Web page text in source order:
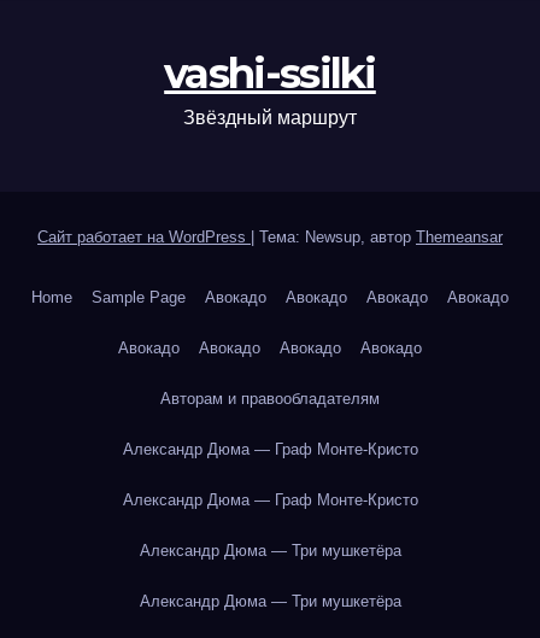
vashi-ssilki
Звёздный маршрут
Сайт работает на WordPress Тема: Newsup, автор Themeansar
Home Sample Page Авокадо Авокадо Авокадо Авокадо
Авокадо Авокадо Авокадо Авокадо
Авторам и правообладателям
Александр Дюма — Граф Монте-Кристо
Александр Дюма — Граф Монте-Кристо
Александр Дюма — Три мушкетёра
Александр Дюма — Три мушкетёра